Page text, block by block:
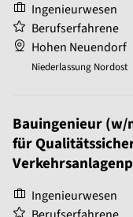
Ingenieurwesen
Berufserfahrene
Hohen Neuendorf
Niederlassung Nordost
Bauingenieur (w/
für
Ingenieurwesen